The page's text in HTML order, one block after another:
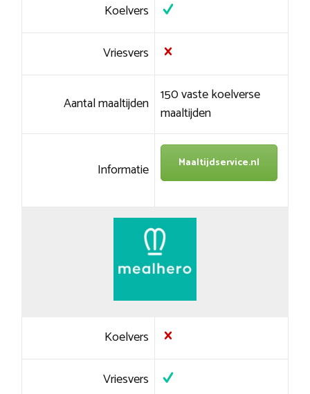
Koelvers
Vriesvers
Aantal maaltijden 150 vaste koelverse
maaltijden
Informatie Maaltijdservice.nl
Koelvers
Vriesvers